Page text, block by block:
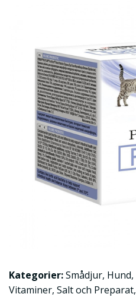
Kategorier:Smådjur, Hund,
Vitaminer, Salt och Preparat,